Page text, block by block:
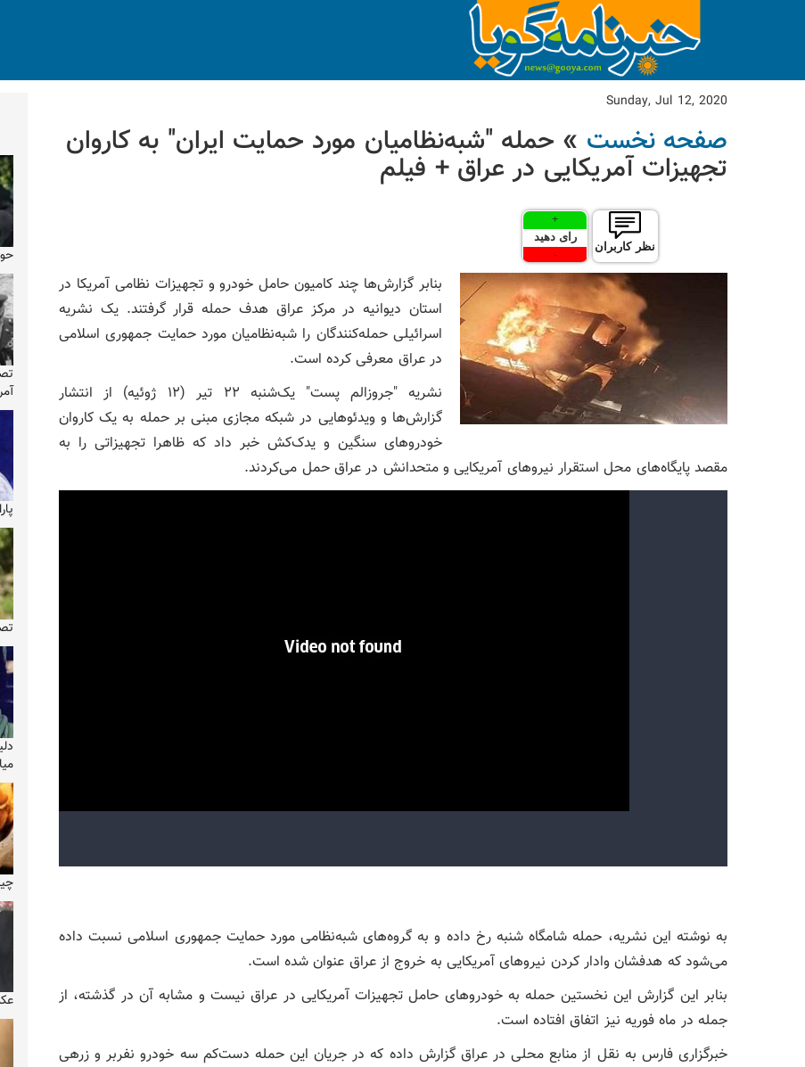
Sunday, Jul 12, 2020
صفحه نخست » حمله "شبه‌نظامیان مورد حمایت ایران" به کاروان
تجهیزات آمریکایی در عراق + فیلم
نظر کاربران
+
رای دهید
-
بنابر گزارش‌ها چند کامیون حامل خودرو و تجهیزات نظامی آمریکا در
استان دیوانیه در مرکز عراق هدف حمله قرار گرفتند. یک نشریه
اسرائیلی حمله‌کنندگان را شبه‌نظامیان مورد حمایت جمهوری اسلامی
در عراق معرفی کرده است.
نشریه "جروزالم پست" یک‌شنبه ۲۲ تیر (۱۲ ژوئیه) از انتشار
گزارش‌ها و ویدئوهایی در شبکه مجازی مبنی بر حمله به یک کاروان
خودروهای سنگین و یدک‌کش خبر داد که ظاهرا تجهیزاتی را به
مقصد پایگاه‌های محل استقرار نیروهای آمریکایی و متحدانش در عراق حمل می‌کردند.
به نوشته این نشریه، حمله شامگاه شنبه رخ داده و به گروه‌های شبه‌نظامی مورد حمایت جمهوری اسلامی نسبت داده
می‌شود که هدفشان وادار کردن نیروهای آمریکایی به خروج از عراق عنوان شده است.
بنابر این گزارش این نخستین حمله به خودروهای حامل تجهیزات آمریکایی در عراق نیست و مشابه آن در گذشته، از
جمله در ماه فوریه نیز اتفاق افتاده است.
خبرگزاری فارس به نقل از منابع محلی در عراق گزارش داده که در جریان این حمله دست‌کم سه خودرو نفربر و زرهی